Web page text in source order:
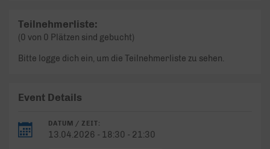
Teilnehmerliste:
(0 von 0 Plätzen sind gebucht)
Bitte logge dich ein, um die Teilnehmerliste zu sehen.
Event Details
DATUM / ZEIT:
13.04.2026 - 18:30 - 21:30